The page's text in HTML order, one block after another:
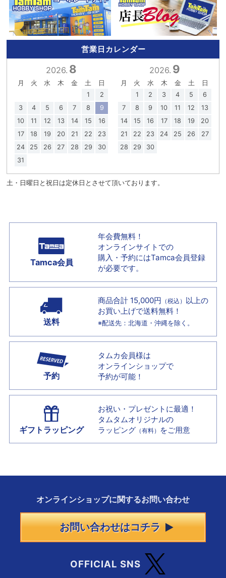
営業日カレンダー
2026. 8
月 火 水 木 金 土
日
1
2
3
4 5 6 7 8
9
10
11 12 13 14 15
16
17
18 19 20 21 22
23
24
25 26 27 28 29
30
31
2026. 9
月 火 水 木 金 土
日
1
2 3 4 5
6
7
8 9 10 11 12
13
14
15 16 17 18 19
20
21
22 23 24 25 26
27
28
29 30
土・日曜日と祝日は定休日とさせて頂いております。
Tamca会員
年会費無料！
オンラインサイトでの
購入・予約にはTamca会員登録
が必要です。
送料
商品合計 15,000円 （税込） 以上の
お買い上げで送料無料！
※配送先：北海道・沖縄を除く。
予約
タムカ会員様は
オンラインショップで
予約が可能！
ギフトラッピング
お祝い・プレゼントに最適！
タムタムオリジナルの
ラッピング （有料） をご用意
オンラインショップに関するお問い合わせ
お問い合わせはコチラ
OFFICIAL SNS